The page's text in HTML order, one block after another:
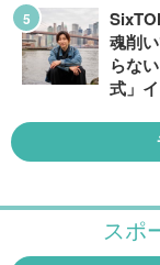
魂削
らな
式」